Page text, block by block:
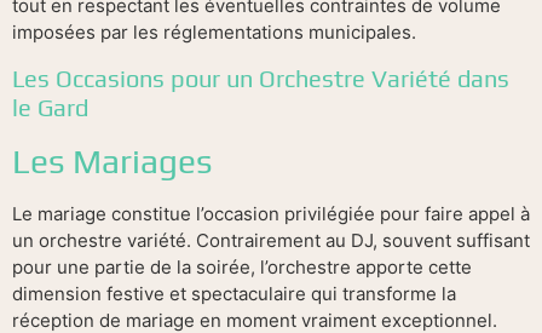
tout en respectant les éventuelles contraintes de volume
imposées par les réglementations municipales.
Les Occasions pour un Orchestre Variété dans
le Gard
Les Mariages
Le mariage constitue l’occasion privilégiée pour faire appel à
un orchestre variété. Contrairement au DJ, souvent suffisant
pour une partie de la soirée, l’orchestre apporte cette
dimension festive et spectaculaire qui transforme la
réception de mariage en moment vraiment exceptionnel.